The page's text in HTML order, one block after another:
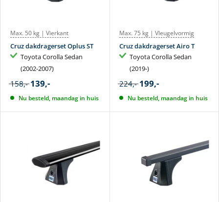
Max. 50 kg | Vierkant
Cruz dakdragerset Oplus ST
Toyota Corolla Sedan
(2002-2007)
158,- 139,-
Nu besteld, maandag in huis
Max. 75 kg | Vleugelvormig
Cruz dakdragerset Airo T
Toyota Corolla Sedan
(2019-)
224,- 199,-
Nu besteld, maandag in huis